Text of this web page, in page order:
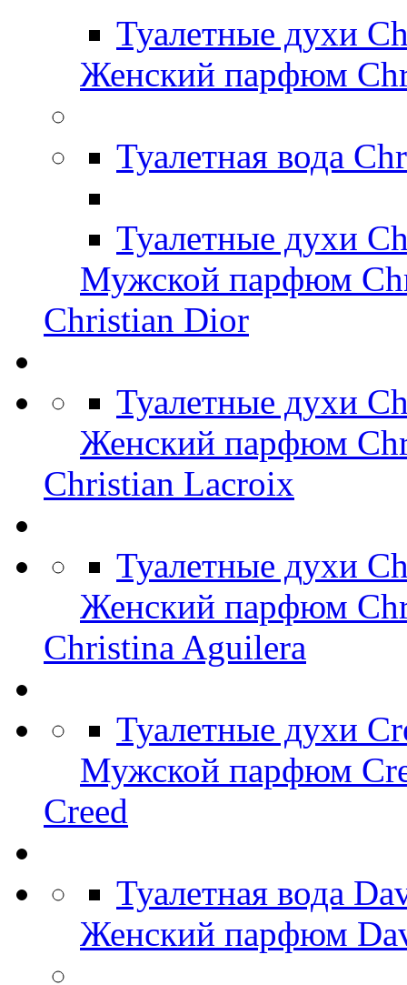
Туалетные духи
Женский парфюм
Туалетная вода
Туалетные духи
Мужской парфюм
Christian Dior
Туалетные духи
Женский парфюм
Christian Lacroix
Туалетные духи
Женский парфюм
Christina Aguilera
Туалетные духи
Мужской парфюм
Creed
Туалетная вода
Женский парфюм